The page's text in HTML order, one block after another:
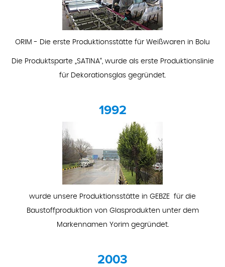
ORIM - Die erste Produktionsstätte für Weißwaren in Bolu
Die Produktsparte „SATINA“, wurde als erste Produktionslinie
für Dekorationsglas gegründet.
1992
wurde unsere Produktionsstätte in GEBZE für die
Baustoffproduktion von Glasprodukten unter dem
Markennamen Yorim gegründet.
2003